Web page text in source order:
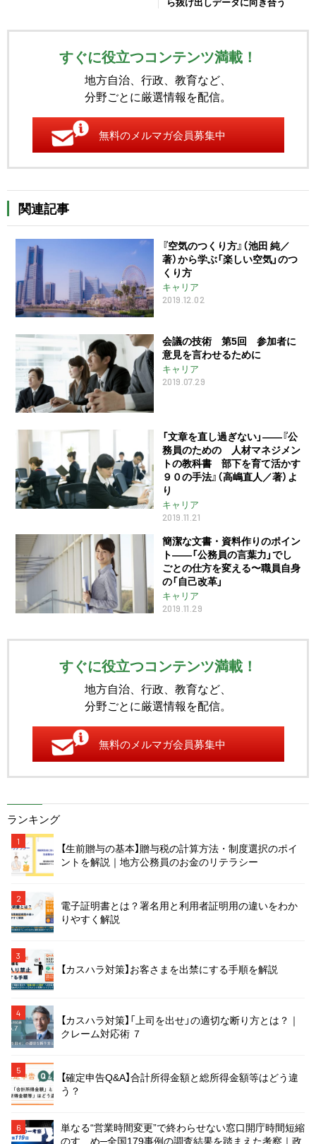
すぐに役立つコンテンツ満載！
地方自治、行政、教育など、
分野ごとに厳選情報を配信。
無料のメルマガ会員募集中
関連記事
『空気のつくり方』（池田 純／
著）から学ぶ「楽しい空気」のつ
くり方
キャリア
2019.12.02
会議の技術 第5回 参加者に
意見を言わせるために
キャリア
2019.07.29
「文章を直し過ぎない」――『公
務員のための 人材マネジメン
トの教科書 部下を育て活かす
９０の手法』（高嶋直人／著）よ
り
キャリア
2019.11.21
簡潔な文書・資料作りのポイン
ト――「公務員の言葉力」でし
ごとの仕方を変える〜職員自身
の「自己改革」
キャリア
2019.11.29
すぐに役立つコンテンツ満載！
地方自治、行政、教育など、
分野ごとに厳選情報を配信。
無料のメルマガ会員募集中
ランキング
1
【生前贈与の基本】贈与税の計算方法・制度選択のポイ
ントを解説｜地方公務員のお金のリテラシー
2
電子証明書とは？署名用と利用者証明用の違いをわか
りやすく解説
3
【カスハラ対策】お客さまを出禁にする手順を解説
4
【カスハラ対策】「上司を出せ」の適切な断り方とは？｜
クレーム対応術 ７
5
【確定申告Q&A】合計所得金額と総所得金額等はどう違
う？
6
単なる“営業時間変更”で終わらせない窓口開庁時間短縮
のすゝめ─全国179事例の調査結果を踏まえた考察｜政